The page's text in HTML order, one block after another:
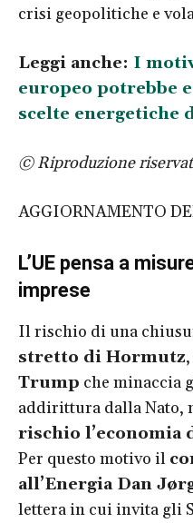
crisi geopolitiche e
Leggi anche: I
europeo potrebbe
scelte energetiche
© Riproduzione
AGGIORNAMENTO
L’UE pensa a
imprese
Il rischio di una
stretto di Hormutz
Trump che minaccia
addirittura dalla Nato,
rischio l’economia
Per questo motivo il
all’Energia Dan
lettera in cui invita gli